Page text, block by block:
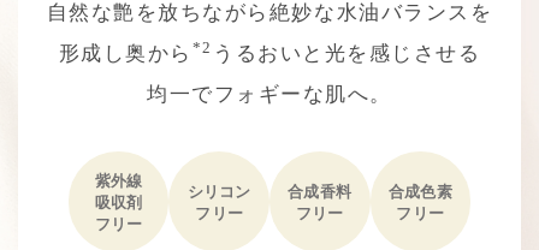
自然な艶を放ちながら絶妙な水油バランスを
形成し奥から *2 うるおいと光を感じさせる
均一でフォギーな肌へ。
紫外線
吸収剤
フリー
シリコン
フリー
合成香料
フリー
合成色素
フリー